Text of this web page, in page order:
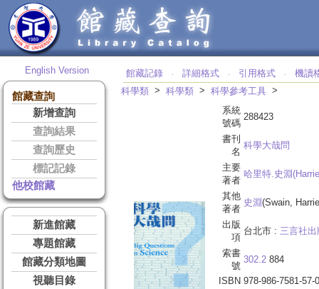
English Version
館藏查詢
新增查詢
查詢結果
查詢歷史
標記記錄
他校館藏
新進館藏
專題館藏
館藏分類地圖
視聽目錄
館藏記錄 ‧ 詳細格式 ‧ 引用格式 ‧
機讀
科學類 > 科學類 > 科學參考工具 >
系統
號碼
288423
書刊
名
科學大哉問
主要
著者
哈里特.史淵
其他
著者
史淵(Swain,
出版
項
台北市 : 三言社出
索書
號
302.2 884
ISBN 978-986-7581-57-0